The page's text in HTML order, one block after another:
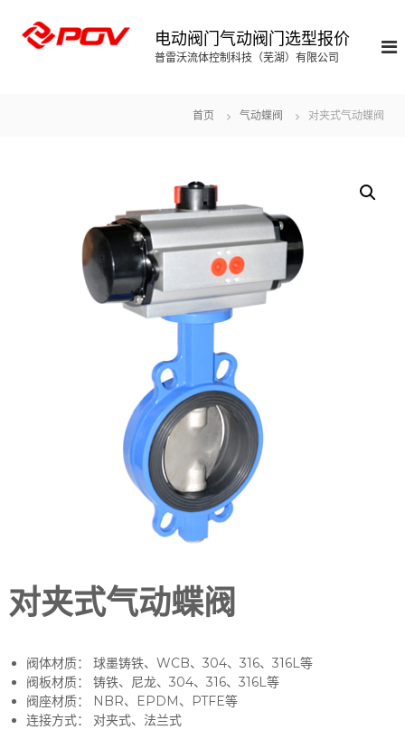
电动阀门气动阀门选型报价
普雷沃流体控制科技（芜湖）有限公司
首页 气动蝶阀 对夹式气动蝶阀
对夹式气动蝶阀
阀体材质： 球墨铸铁、WCB、304、316、316L等
阀板材质： 铸铁、尼龙、304、316、316L等
阀座材质： NBR、EPDM、PTFE等
连接方式： 对夹式、法兰式